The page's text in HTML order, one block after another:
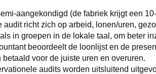
aangekondigd (de fabriek krijgt een
richt zich op arbeid, lonen/uren,
in groepen in de lokale taal, om beter
beoordeelt de loonlijst en de
voor de juiste uren en overuren.
audits worden uitsluitend